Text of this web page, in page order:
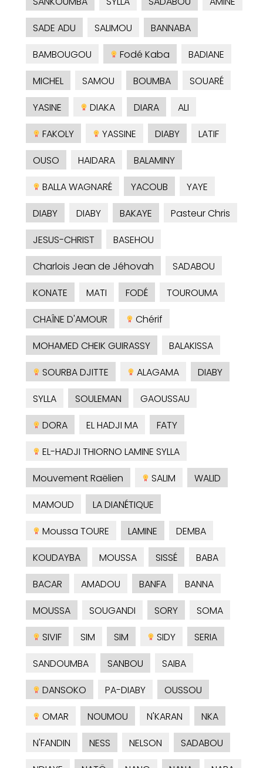
SADE ADU
SALIMOU
BANNABA
BAMBOUGOU
Fodé Kaba
BADIANE
MICHEL
SAMOU BOUMBA
SOUARÉ
YASINE
DIAKA DIARA
ALI
FAKOLY
YASSINE DIABY
LATIF
OUSO
HAIDARA
BALAMINY
BALLA WAGNARÉ
YACOUB
YAYE
DIABY
DIABY BAKAYE
Pasteur Chris
JESUS-CHRIST
BASEHOU
Charlois Jean de Jéhovah
SADABOU
KONATE
MATI FODÉ
TOUROUMA
CHAÎNE D'AMOUR
Chérif
MOHAMED CHEIK GUIRASSY
BALAKISSA
SOURBA DJITTE
ALAGAMA
DIABY
SYLLA
SOULEMAN
GAOUSSAU
DORA
EL HADJI MA
FATY
EL-HADJI THIORNO LAMINE SYLLA
Mouvement Raëlien
SALIM
WALID
MAMOUD
LA DIANÉTIQUE
Moussa TOURE
LAMINE
DEMBA
KOUDAYBA
MOUSSA SISSÉ
BABA
BACAR
AMADOU BANFA
BANNA
MOUSSA
SOUGANDI SORY
SOMA
SIVIF
SIM SIM SIDY
SERIA
SANDOUMBA
SANBOU
SAIBA
DANSOKO
PA-DIABY
OUSSOU
OMAR
NOUMOU N'KARAN
NKA
N'FANDIN
NESS NELSON
SADABOU